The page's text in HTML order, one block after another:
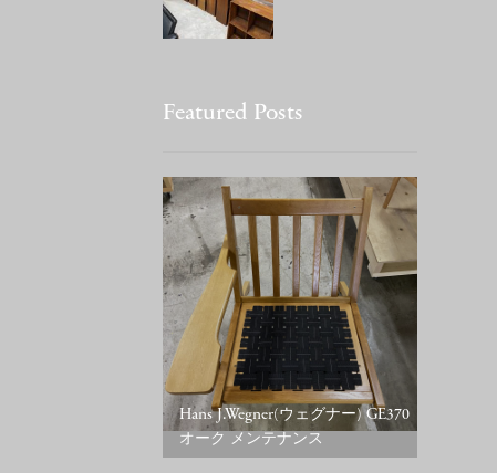
Featured Posts
Hans J.Wegner(ウェグナー) GE370
オーク メンテナンス